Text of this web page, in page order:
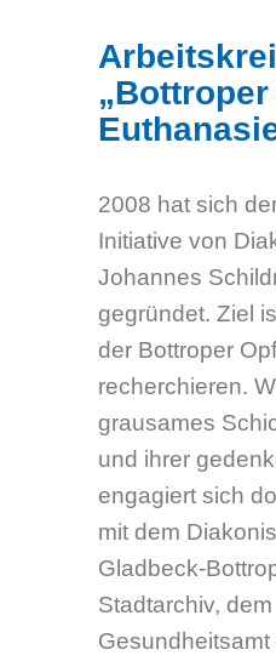
Kirchhellener
46236 Bottrop
Telefon: 02041 –
Fax: 02041 –
Beratungszeiten
Montag
Dienstag
Donnerstag
Freitag
Nachmittags nur
Vereinbarung.
Nachfragen der
Post sind
dem 01.09.2022
möglich.
Telefonische
barkeit
Montag